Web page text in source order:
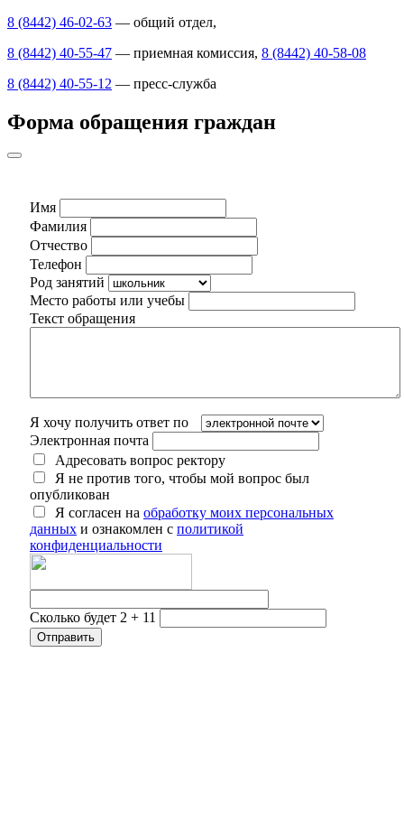
8 (8442) 46-02-63 — общий отдел,
8 (8442) 40-55-47 — приемная комиссия, 8 (8442) 40-58-08
8 (8442) 40-55-12 — пресс-служба
Форма обращения граждан
Имя
Фамилия
Отчество
Телефон
Род занятий
Место работы или учебы
Текст обращения
Я хочу получить ответ по
Электронная почта
Адресовать вопрос ректору
Я не против того, чтобы мой вопрос был
опубликован
Я согласен на обработку моих персональных
данных и ознакомлен с политикой
конфиденциальности
Сколько будет 2 + 11